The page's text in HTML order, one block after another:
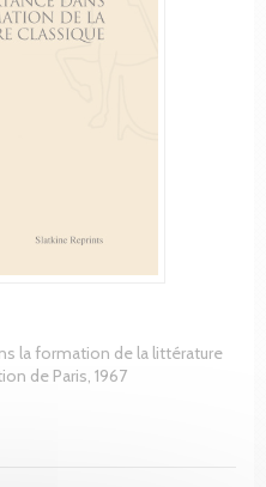
la formation de la littérature
de Paris, 1967